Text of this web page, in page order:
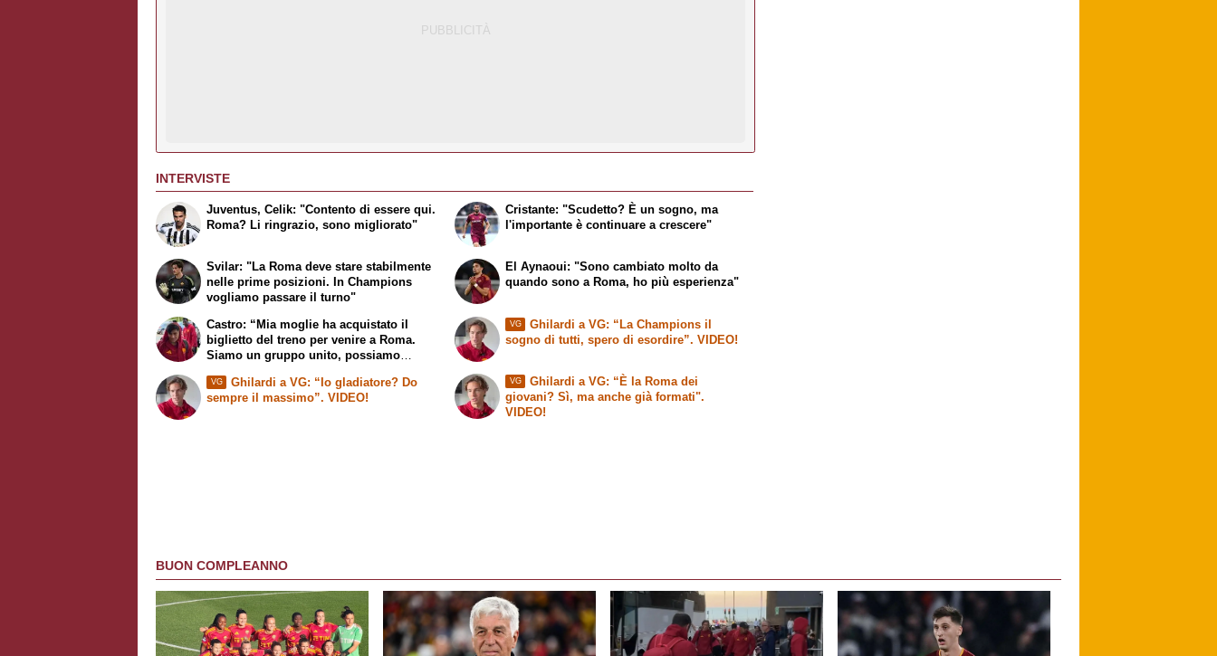
INTERVISTE
Juventus, Celik: "Contento di essere qui.
Roma? Li ringrazio, sono migliorato"
Svilar: "La Roma deve stare stabilmente
nelle prime posizioni. In Champions
vogliamo passare il turno"
Cristante: "Scudetto? È un sogno, ma
l'importante è continuare a crescere"
El Aynaoui: "Sono cambiato molto da
quando sono a Roma, ho più esperienza"
Castro: “Mia moglie ha acquistato il
biglietto del treno per venire a Roma.
Siamo un gruppo unito, possiamo
VG
Ghilardi a VG: “Io gladiatore? Do
sempre il massimo”. VIDEO!
VG
Ghilardi a VG: “La Champions il
sogno di tutti, spero di esordire”. VIDEO!
VG
Ghilardi a VG: “È la Roma dei
giovani? Sì, ma anche già formati".
VIDEO!
BUON COMPLEANNO